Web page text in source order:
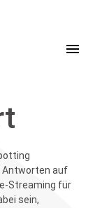
menu
Antworten auf
Streaming für
sein,